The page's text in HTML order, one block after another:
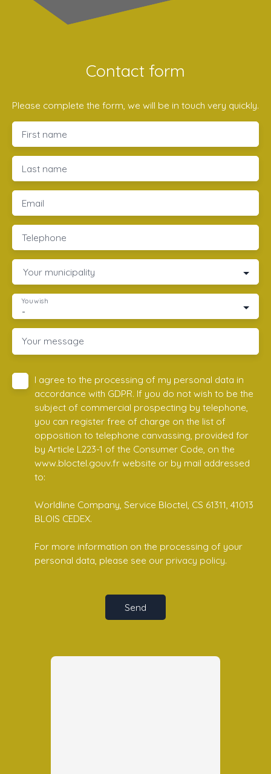
Contact form
Please complete the form, we will be in touch very quickly.
First name
Last name
Email
Telephone
Your municipality
-
You wish
Your message
I agree to the processing of my personal data in
accordance with GDPR. If you do not wish to be the
subject of commercial prospecting by telephone,
you can register free of charge on the list of
opposition to telephone canvassing, provided for
by Article L223-1 of the Consumer Code, on the
www.bloctel.gouv.fr website or by mail addressed
to:
Worldline Company, Service Bloctel, CS 61311, 41013
BLOIS CEDEX.
For more information on the processing of your
personal data, please see our privacy policy.
Send